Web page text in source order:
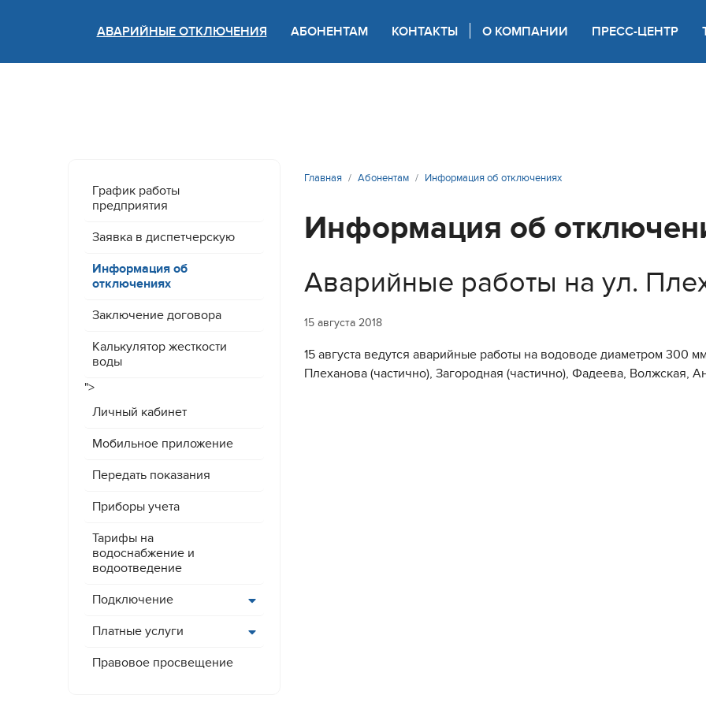
Версия для слабовидящих
АВАРИЙНЫЕ ОТКЛЮЧЕНИЯ АБОНЕНТАМ КОНТАКТЫ О КОМПАНИИ ПРЕСС-ЦЕНТР
График работы
предприятия
Заявка в диспетчерскую
Информация об
отключениях
Заключение договора
Калькулятор жесткости
воды
">
Личный кабинет
Мобильное приложение
Передать показания
Приборы учета
Тарифы на
водоснабжение и
водоотведение
Подключение
Платные услуги
Правовое просвещение
Главная Абонентам Информация об отключениях
Информация об
Аварийные работы на ул.
15 августа 2018
15 августа ведутся аварийные работы на водоводе диаметром 300
Плеханова (частично), Загородная (частично), Фадеева, Волжская,